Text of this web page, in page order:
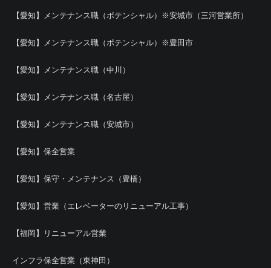
【愛知】メンテナンス職（ポテンシャル）※安城市（三河営業所）
【愛知】メンテナンス職（ポテンシャル）※豊田市
【愛知】メンテナンス職（中川）
【愛知】メンテナンス職（名古屋）
【愛知】メンテナンス職（安城市）
【愛知】保全営業
【愛知】保守・メンテナンス（豊橋）
【愛知】営業（エレベーターのリニューアル工事）
【福岡】リニューアル営業
インフラ保全営業（東神田）